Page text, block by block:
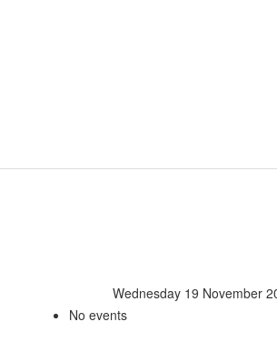
Wednesday 19 November
No events